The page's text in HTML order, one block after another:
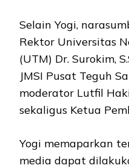
Selain Yogi,
Rektor Universitas
(UTM) Dr. Surokim,
JMSI Pusat Teguh
moderator Lutfil
sekaligus Ketua
Yogi memaparkan
media dapat